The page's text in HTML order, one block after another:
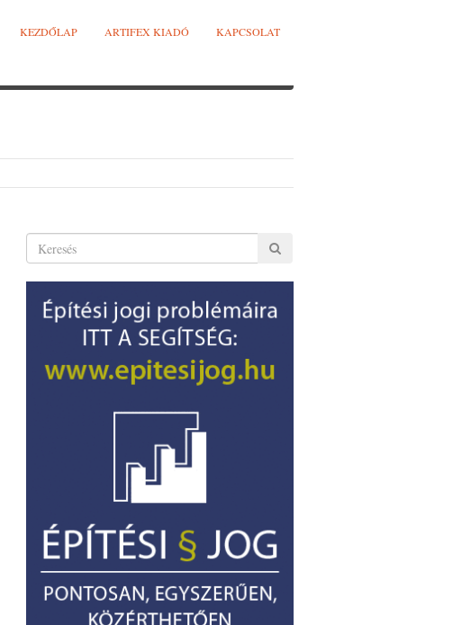
KEZDŐLAP ARTIFEX KIADÓ KAPCSOLAT